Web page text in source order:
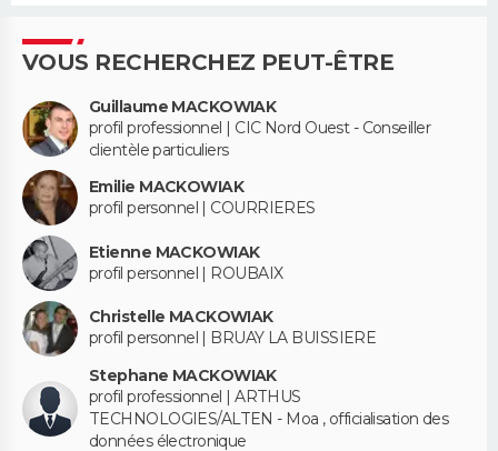
VOUS RECHERCHEZ PEUT-ÊTRE
Guillaume MACKOWIAK
profil professionnel | CIC Nord Ouest - Conseiller
clientèle particuliers
Emilie MACKOWIAK
profil personnel | COURRIERES
Etienne MACKOWIAK
profil personnel | ROUBAIX
Christelle MACKOWIAK
profil personnel | BRUAY LA BUISSIERE
Stephane MACKOWIAK
profil professionnel | ARTHUS
TECHNOLOGIES/ALTEN - Moa , officialisation des
données électronique